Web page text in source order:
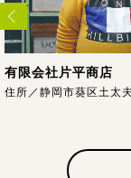
有限会社片平商店
住所／静岡市葵区土太